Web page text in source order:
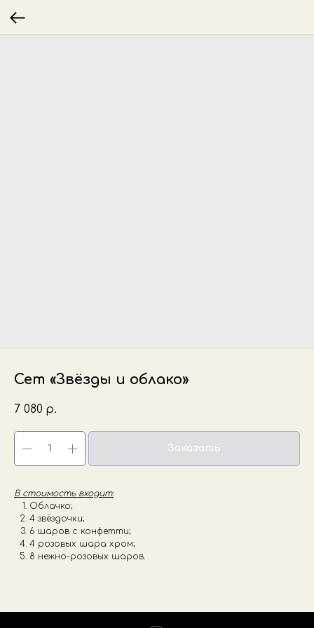
Сет «Звёзды и облако»
7 080 р.
Заказать
В стоимость входит:
Облачко;
4 звёздочки;
6 шаров с конфетти;
4 розовых шара хром;
8 нежно-розовых шаров.